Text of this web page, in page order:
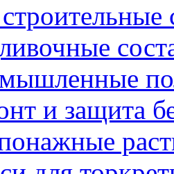
и защита